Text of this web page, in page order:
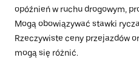
opóźnień w ruchu drogowym,
Mogą obowiązywać stawki
Rzeczywiste ceny przejazdów
mogą się różnić.